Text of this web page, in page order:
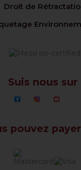
Droit de
Suis nous sur
pouvez